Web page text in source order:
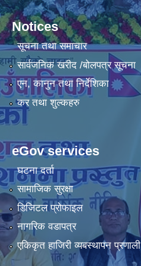
Notices
सूचना तथा समाचार
सार्वजनिक खरीद /बोलपत्र सूचना
एन, कानुन तथा निर्देशिका
कर तथा शुल्कहरु
eGov services
घटना दर्ता
सामाजिक सुरक्षा
डिजिटल प्रोफाइल
नागरिक वडापत्र
एकिकृत हाजिरी व्यबस्थापन प्रणाली